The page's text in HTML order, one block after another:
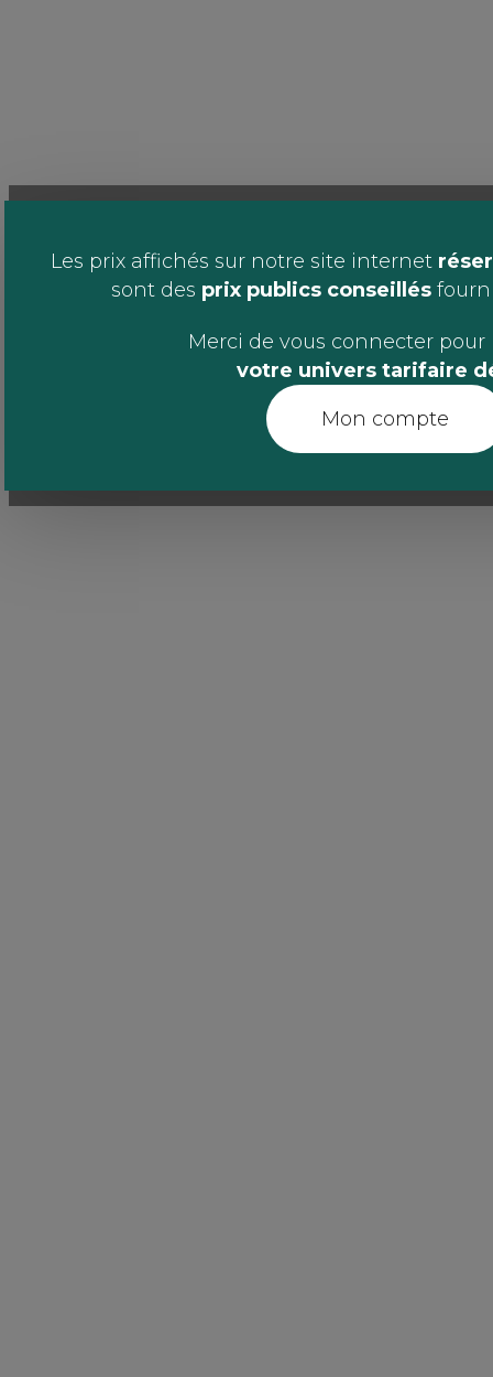
Les prix affichés sur notre site internet
sont des prix publics conseillés
Merci de vous connecter pour
votre univers tarifaire
Mon compte